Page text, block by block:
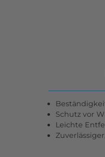
Schutz vor
Leichte